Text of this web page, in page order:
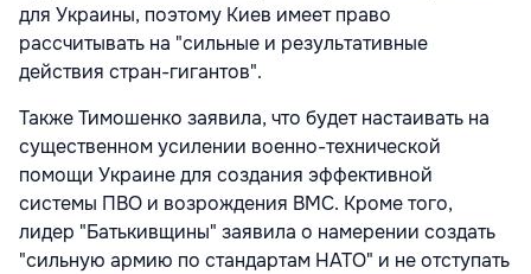
для Украины, поэтому Киев имеет право
рассчитывать на "сильные и результативные
действия стран-гигантов".
Также Тимошенко заявила, что будет настаивать на
существенном усилении военно-технической
помощи Украине для создания эффективной
системы ПВО и возрождения ВМС. Кроме того,
лидер "Батькивщины" заявила о намерении создать
"сильную армию по стандартам НАТО" и не отступать